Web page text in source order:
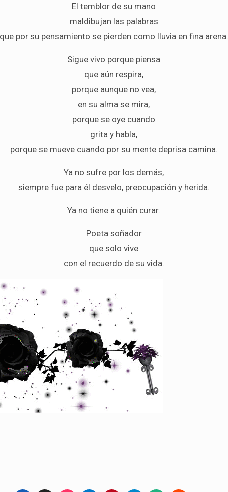
El temblor de su mano
maldibujan las palabras
que por su pensamiento se pierden como lluvia en fina arena.
Sigue vivo porque piensa
que aún respira,
porque aunque no vea,
en su alma se mira,
porque se oye cuando
grita y habla,
porque se mueve cuando por su mente deprisa camina.
Ya no sufre por los demás,
siempre fue para él desvelo, preocupación y herida.
Ya no tiene a quién curar.
Poeta soñador
que solo vive
con el recuerdo de su vida.